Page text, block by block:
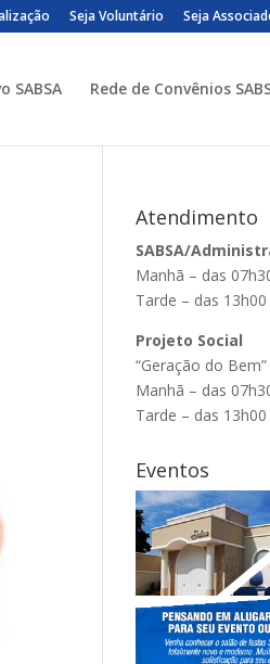
Seja Voluntário Seja
SABSA Rede de Convênios
Atendimento
SABSA/
Manhã – das
Tarde – das
Projeto Social
“Geração do Bem”
Manhã – das
Tarde – das
Eventos